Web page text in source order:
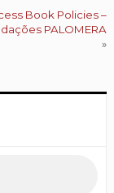
Book Policies –
PALOMERA
»